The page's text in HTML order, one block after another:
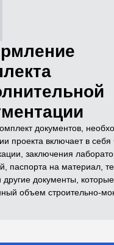
оснований
растворы
монолитных
материалы